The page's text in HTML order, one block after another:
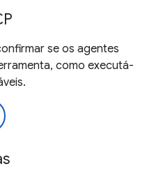
se os agentes
como executá-